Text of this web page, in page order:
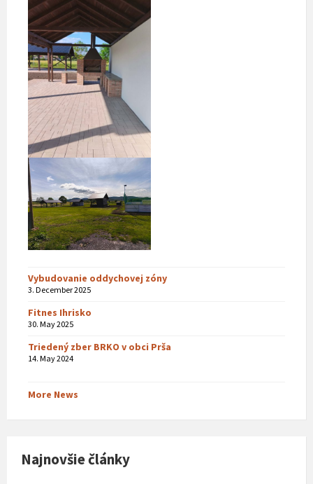
Vybudovanie oddychovej zóny
3. December 2025
Fitnes Ihrisko
30. May 2025
Triedený zber BRKO v obci Prša
14. May 2024
More News
Najnovšie články